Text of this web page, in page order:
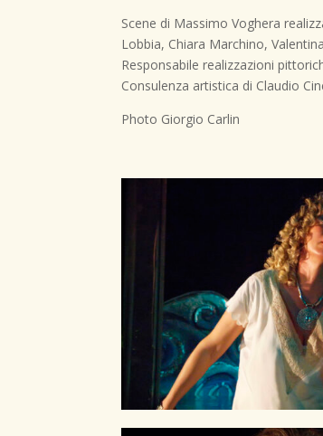
Scene di Massimo Voghera
Lobbia, Chiara Marchino,
Responsabile realizzazioni
Consulenza artistica di Claudio
Photo Giorgio Carlin